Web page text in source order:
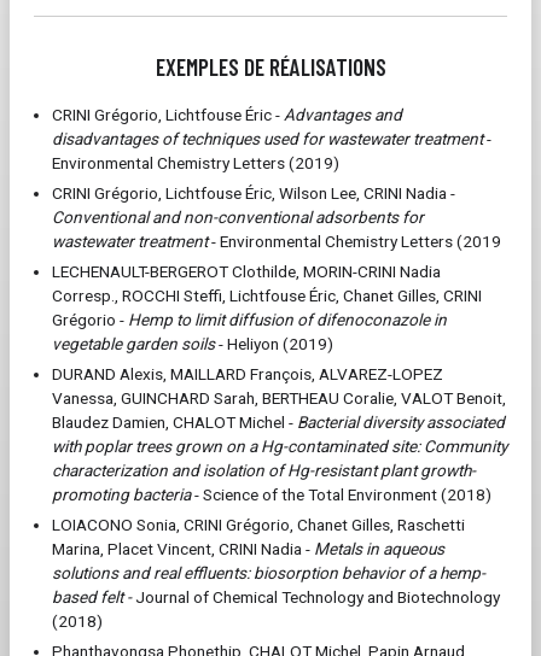
EXEMPLES DE RÉALISATIONS
CRINI Grégorio, Lichtfouse Éric - Advantages and
disadvantages of techniques used for wastewater treatment-
Environmental Chemistry Letters (2019)
CRINI Grégorio, Lichtfouse Éric, Wilson Lee, CRINI Nadia -
Conventional and non-conventional adsorbents for
wastewater treatment- Environmental Chemistry Letters (2019
LECHENAULT-BERGEROT Clothilde, MORIN-CRINI Nadia
Corresp., ROCCHI Steffi, Lichtfouse Éric, Chanet Gilles, CRINI
Grégorio - Hemp to limit diffusion of difenoconazole in
vegetable garden soils- Heliyon (2019)
DURAND Alexis, MAILLARD François, ALVAREZ-LOPEZ
Vanessa, GUINCHARD Sarah, BERTHEAU Coralie, VALOT Benoit,
Blaudez Damien, CHALOT Michel - Bacterial diversity associated
with poplar trees grown on a Hg-contaminated site: Community
characterization and isolation of Hg-resistant plant growth-
promoting bacteria- Science of the Total Environment (2018)
LOIACONO Sonia, CRINI Grégorio, Chanet Gilles, Raschetti
Marina, Placet Vincent, CRINI Nadia - Metals in aqueous
solutions and real effluents: biosorption behavior of a hemp-
based felt -Journal of Chemical Technology and Biotechnology
(2018)
Phanthavongsa Phonethip, CHALOT Michel, Papin Arnaud,